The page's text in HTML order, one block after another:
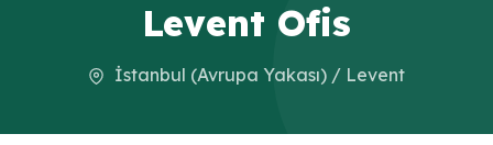
Levent Ofis
İstanbul (Avrupa Yakası) / Levent